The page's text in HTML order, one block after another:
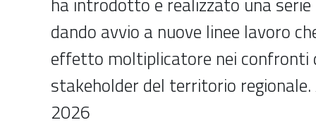
dando avvio a nuove linee lavoro
effetto moltiplicatore nei confronti
stakeholder del territorio
2026